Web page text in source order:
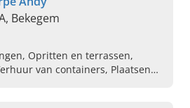
Bekegem
Opritten en terrassen,
van containers, Plaatsen